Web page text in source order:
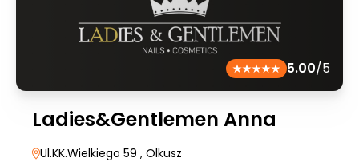
5.00/5
Ladies&Gentlemen Anna
Ul.KK.Wielkiego 59 , Olkusz